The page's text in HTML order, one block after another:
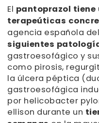
El pantoprazol
terapeúticas
agencia española
siguientes
gastroesofágico y
como pirosis,
la úlcera péptica
gastroesofágica
por helicobacter
ellison durante un